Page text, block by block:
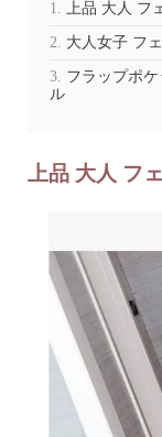
上品 大人 フ
大人女子 フ
フラップポ
ル
上品 大人 フ